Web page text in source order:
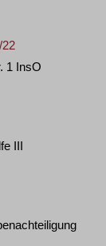
22
1 InsO
III